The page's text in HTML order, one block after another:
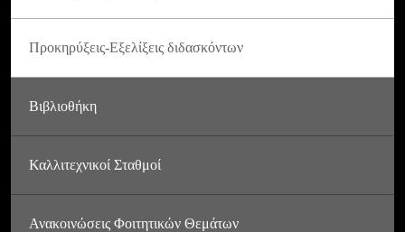
Προκηρύξεις-Εξελίξεις διδασκόντων
Βιβλιοθήκη
Καλλιτεχνικοί Σταθμοί
Ανακοινώσεις Φοιτητικών Θεμάτων